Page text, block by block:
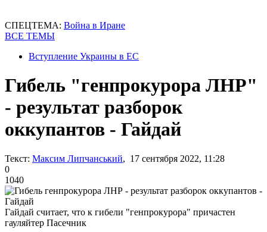
СПЕЦТЕМА: Война в Иране
ВСЕ ТЕМЫ
Вступление Украины в ЕС
Гибель "генпрокурора ЛНР"
- результат разборок
оккупантов - Гайдай
Текст: Максим Липчанський, 17 сентября 2022, 11:28
0
1040
Гайдай считает, что к гибели "генпрокурора" причастен
гауляйтер Пасечник